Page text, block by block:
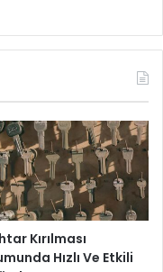
Kırılması
Hızlı Ve Etkili